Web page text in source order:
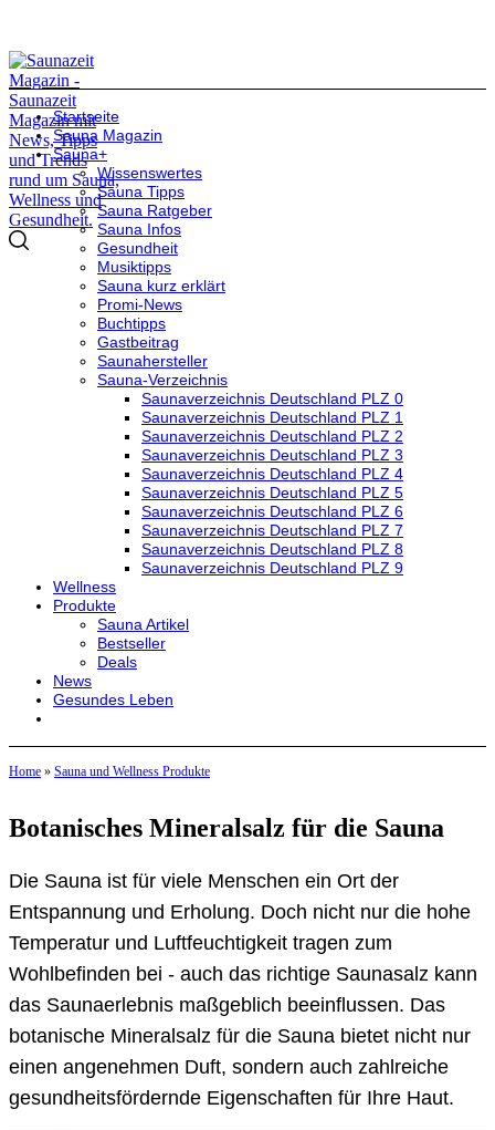
Startseite
Sauna Magazin
Sauna+
Wissenswertes
Sauna Tipps
Sauna Ratgeber
Sauna Infos
Gesundheit
Musiktipps
Sauna kurz erklärt
Promi-News
Buchtipps
Gastbeitrag
Saunahersteller
Sauna-Verzeichnis
Saunaverzeichnis Deutschland PLZ 0
Saunaverzeichnis Deutschland PLZ 1
Saunaverzeichnis Deutschland PLZ 2
Saunaverzeichnis Deutschland PLZ 3
Saunaverzeichnis Deutschland PLZ 4
Saunaverzeichnis Deutschland PLZ 5
Saunaverzeichnis Deutschland PLZ 6
Saunaverzeichnis Deutschland PLZ 7
Saunaverzeichnis Deutschland PLZ 8
Saunaverzeichnis Deutschland PLZ 9
Wellness
Produkte
Sauna Artikel
Bestseller
Deals
News
Gesundes Leben
Home » Sauna und Wellness Produkte
Botanisches Mineralsalz für die Sauna
Die Sauna ist für viele Menschen ein Ort der
Entspannung und Erholung. Doch nicht nur die hohe
Temperatur und Luftfeuchtigkeit tragen zum
Wohlbefinden bei - auch das richtige Saunasalz kann
das Saunaerlebnis maßgeblich beeinflussen. Das
botanische Mineralsalz für die Sauna bietet nicht nur
einen angenehmen Duft, sondern auch zahlreiche
gesundheitsfördernde Eigenschaften für Ihre Haut.